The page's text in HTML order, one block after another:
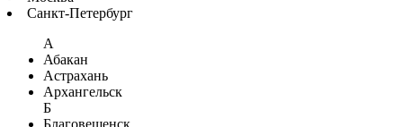
Санкт-Петербург
А
Абакан
Астрахань
Архангельск
Б